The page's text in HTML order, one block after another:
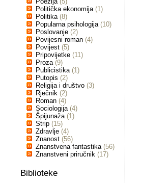
Politička ekonomija (1)
Politika (8)
Popularna psihologija (10)
Poslovanje (2)
Povijesni roman (4)
Povijest (5)
Pripovijetke (11)
Proza (9)
Publicistika (1)
Putopis (2)
Religija i društvo (3)
Rječnik (2)
Roman (4)
Sociologija (4)
Špijunaža (1)
Strip (15)
Zdravlje (4)
Znanost (56)
Znanstvena fantastika (56)
Znanstveni priručnik (17)
Biblioteke